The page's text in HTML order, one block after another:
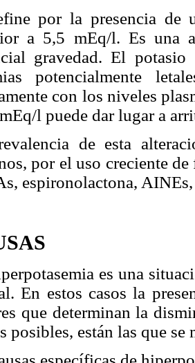
por la presencia de
a 5,5 mEq/l. Es una
gravedad. El
potencialmente
con los niveles
l puede dar lugar a
de esta
por el uso creciente
espironolactona,
es una
En estos casos la
que determinan la
posibles, están las que